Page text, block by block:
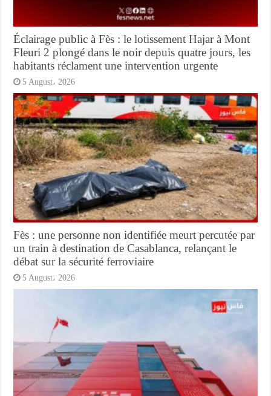
Éclairage public à Fès : le lotissement Hajar à Mont
Fleuri 2 plongé dans le noir depuis quatre jours, les
habitants réclament une intervention urgente
5 August، 2026
Fès : une personne non identifiée meurt percutée par
un train à destination de Casablanca, relançant le
débat sur la sécurité ferroviaire
5 August، 2026